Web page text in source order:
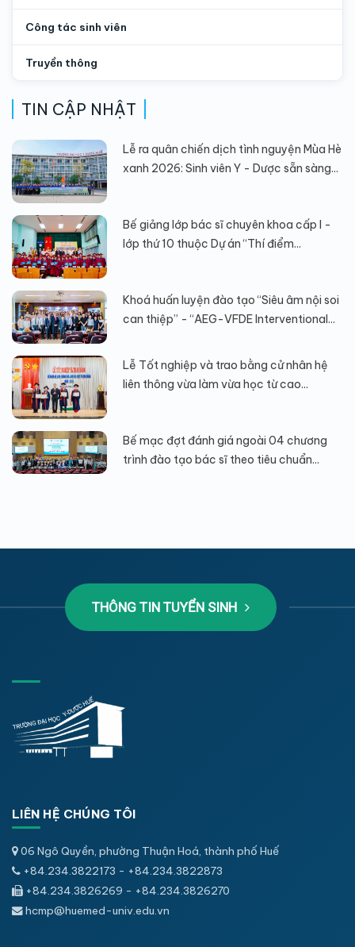
Công tác sinh viên
Truyền thông
TIN CẬP NHẬT
Lễ ra quân chiến dịch tình nguyện Mùa Hè
xanh 2026: Sinh viên Y - Dược sẵn sàng...
Bế giảng lớp bác sĩ chuyên khoa cấp I -
lớp thứ 10 thuộc Dự án “Thí điểm...
Khoá huấn luyện đào tạo “Siêu âm nội soi
can thiệp” - “AEG-VFDE Interventional...
Lễ Tốt nghiệp và trao bằng cử nhân hệ
liên thông vừa làm vừa học từ cao...
Bế mạc đợt đánh giá ngoài 04 chương
trình đào tạo bác sĩ theo tiêu chuẩn...
THÔNG TIN TUYỂN SINH
LIÊN HỆ CHÚNG TÔI
06 Ngô Quyền, phường Thuận Hoá, thành phố Huế
+84.234.3822173 - +84.234.3822873
+84.234.3826269 - +84.234.3826270
hcmp@huemed-univ.edu.vn